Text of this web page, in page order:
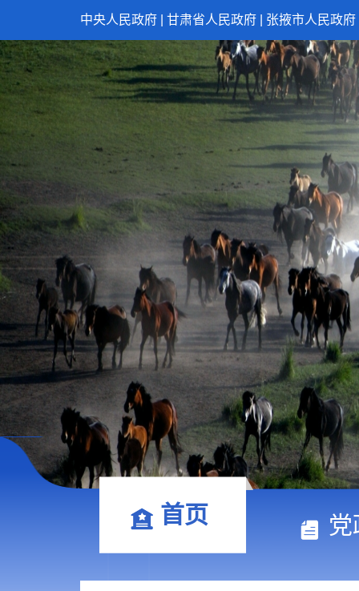
中央人民政府 甘肃省人民政府 张掖市人民政府
首页 党